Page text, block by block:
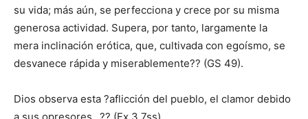
su vida; más aún, se perfecciona y crece por su misma
generosa actividad. Supera, por tanto, largamente la
mera inclinación erótica, que, cultivada con egoísmo, se
desvanece rápida y miserablemente?? (GS 49).
Dios observa esta ?aflicción del pueblo, el clamor debido